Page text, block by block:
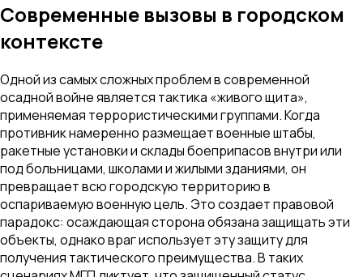
Современные вызовы в городском
контексте
Одной из самых сложных проблем в современной
осадной войне является тактика «живого щита»,
применяемая террористическими группами. Когда
противник намеренно размещает военные штабы,
ракетные установки и склады боеприпасов внутри или
под больницами, школами и жилыми зданиями, он
превращает всю городскую территорию в
оспариваемую военную цель. Это создает правовой
парадокс: осаждающая сторона обязана защищать эти
объекты, однако враг использует эту защиту для
получения тактического преимущества. В таких